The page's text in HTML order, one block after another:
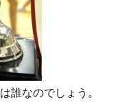
誰なのでしょう。